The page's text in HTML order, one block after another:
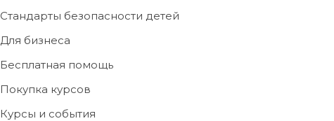
Стандарты безопасности детей
Для бизнеса
Бесплатная помощь
Покупка курсов
Курсы и события